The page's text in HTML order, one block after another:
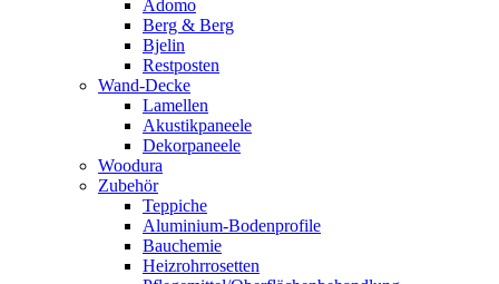
Adomo
Berg & Berg
Bjelin
Restposten
Wand-Decke
Lamellen
Akustikpaneele
Dekorpaneele
Woodura
Zubehör
Teppiche
Aluminium-Bodenprofile
Bauchemie
Heizrohrrosetten